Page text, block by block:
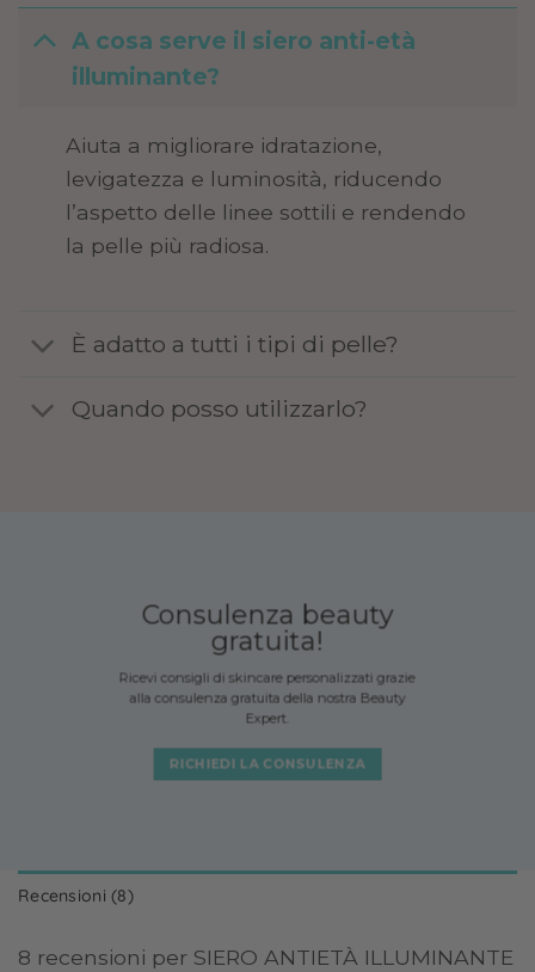
A cosa serve il siero anti-età
illuminante?
Aiuta a migliorare idratazione,
levigatezza e luminosità, riducendo
l’aspetto delle linee sottili e rendendo
la pelle più radiosa.
È adatto a tutti i tipi di pelle?
Quando posso utilizzarlo?
Consulenza beauty
gratuita!
Ricevi consigli di skincare personalizzati grazie
alla consulenza gratuita della nostra Beauty
Expert.
RICHIEDI LA CONSULENZA
Recensioni (8)
8 recensioni per SIERO ANTIETÀ ILLUMINANTE